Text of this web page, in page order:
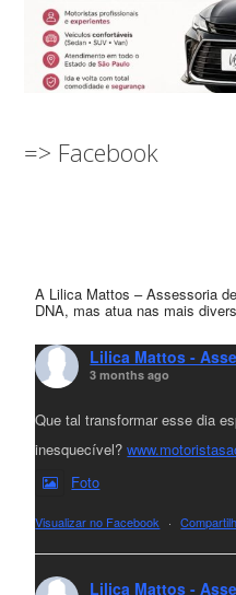
=> Facebook
A Lilica Mattos – Assessoria
DNA, mas atua nas mais
Lilica Mattos -
3 months ago
Que tal transformar esse dia
inesquecível?
Foto
Visualizar no Facebook ·
Lilica Mattos -